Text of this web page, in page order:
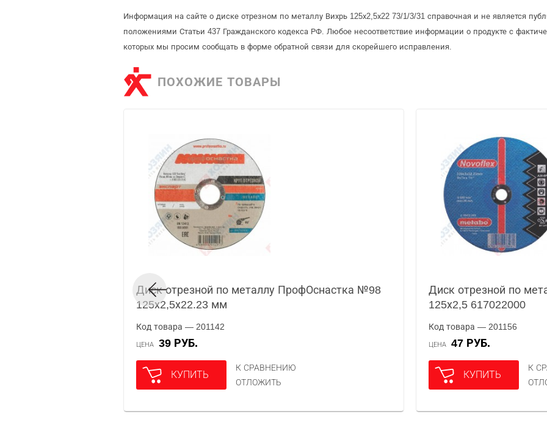
Информация на сайте о диске отрезном по металлу Вихрь 125х2,5х22 73/1/3/31 справочная и не является
положениями Статьи 437 Гражданского кодекса РФ. Любое несоответствие информации о продукте с
которых мы просим сообщать в форме обратной связи для скорейшего исправления.
ПОХОЖИЕ ТОВАРЫ
Диск отрезной по металлу ПрофОснастка №98
125х2,5х22.23 мм
Код товара — 201142
ЦЕНА 39 РУБ.
КУПИТЬ
К СРАВНЕНИЮ
ОТЛОЖИТЬ
Диск отрезной по
125х2,5 617022000
Код товара — 201156
ЦЕНА 47 РУБ.
КУПИТЬ
К